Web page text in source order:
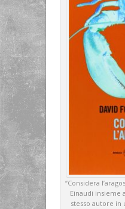
“Considera
Einaudi insieme
stesso autore in